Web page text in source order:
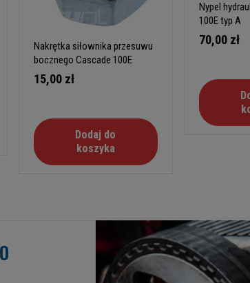
Nakrętka siłownika przesuwu
bocznego Cascade 100E
15,00 zł
Dodaj do
koszyka
Nypel
100E typ A
70,00 zł